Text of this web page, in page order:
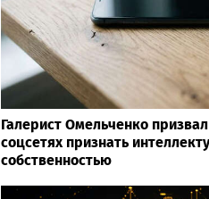
Галерист Омельченко
соцсетях признать
собственностью